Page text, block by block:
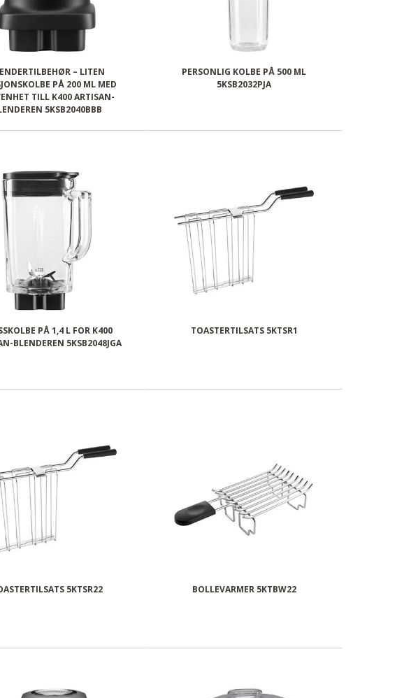
– LITEN
PÅ 200 ML MED
TILL K400 ARTISAN-
5KSB2040BBB
PERSONLIG KOLBE PÅ 500 ML
5KSB2032PJA
PÅ 1,4 L FOR K400
BLENDEREN 5KSB2048JGA
TOASTERTILSATS 5KTSR1
5KTSR22 BOLLEVARMER 5KTBW22